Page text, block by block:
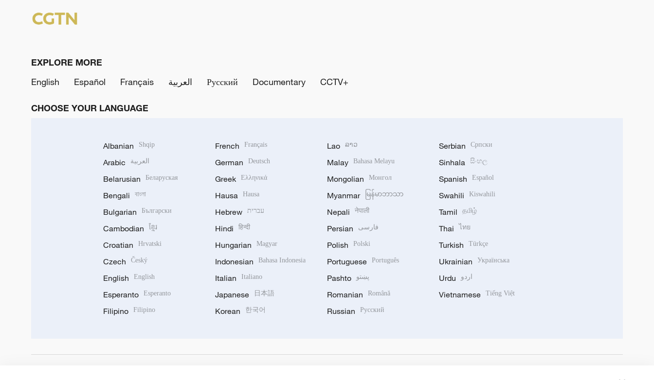
EXPLORE MORE
English
Español Français العربية Русский Documentary CCTV+
CHOOSE YOUR LANGUAGE
Albanian Shqip
Arabic العربية
Belarusian Беларуская
Bengali বাংলা
Bulgarian Български
Cambodian ខ្មែរ
Croatian Hrvatski
Czech Český
English English
Esperanto Esperanto
Filipino Filipino
French Français
German Deutsch
Greek Ελληνικά
Hausa Hausa
Hebrew עברית
Hindi हिन्दी
Hungarian Magyar
Indonesian Bahasa Indonesia
Italian Italiano
Japanese 日本語
Korean 한국어
Lao ລາວ
Malay Bahasa Melayu
Mongolian Монгол
Myanmar မြန်မာဘာသာ
Nepali नेपाली
Persian فارسی
Polish Polski
Portuguese Português
Pashto پښتو
Romanian Română
Russian Русский
Serbian Српски
Sinhala සිංහල
Spanish Español
Swahili Kiswahili
Tamil தமிழ்
Thai ไทย
Turkish Türkçe
Ukrainian Українська
Urdu اردو
Vietnamese Tiếng Việt